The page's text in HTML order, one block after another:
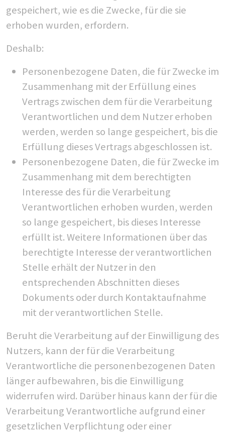
gespeichert, wie es die Zwecke, für die sie
erhoben wurden, erfordern.
Deshalb:
Personenbezogene Daten, die für Zwecke im
Zusammenhang mit der Erfüllung eines
Vertrags zwischen dem für die Verarbeitung
Verantwortlichen und dem Nutzer erhoben
werden, werden so lange gespeichert, bis die
Erfüllung dieses Vertrags abgeschlossen ist.
Personenbezogene Daten, die für Zwecke im
Zusammenhang mit dem berechtigten
Interesse des für die Verarbeitung
Verantwortlichen erhoben wurden, werden
so lange gespeichert, bis dieses Interesse
erfüllt ist. Weitere Informationen über das
berechtigte Interesse der verantwortlichen
Stelle erhält der Nutzer in den
entsprechenden Abschnitten dieses
Dokuments oder durch Kontaktaufnahme
mit der verantwortlichen Stelle.
Beruht die Verarbeitung auf der Einwilligung des
Nutzers, kann der für die Verarbeitung
Verantwortliche die personenbezogenen Daten
länger aufbewahren, bis die Einwilligung
widerrufen wird. Darüber hinaus kann der für die
Verarbeitung Verantwortliche aufgrund einer
gesetzlichen Verpflichtung oder einer